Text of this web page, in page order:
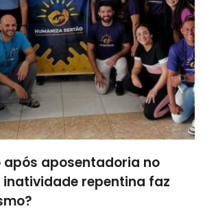
após aposentadoria no
inatividade repentina faz